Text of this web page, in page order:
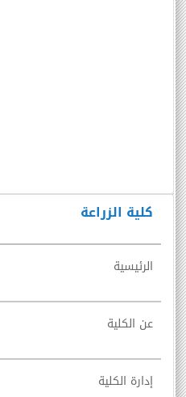
كلية الزراعة
الرئيسية
عن الكلية
إدارة الكلية